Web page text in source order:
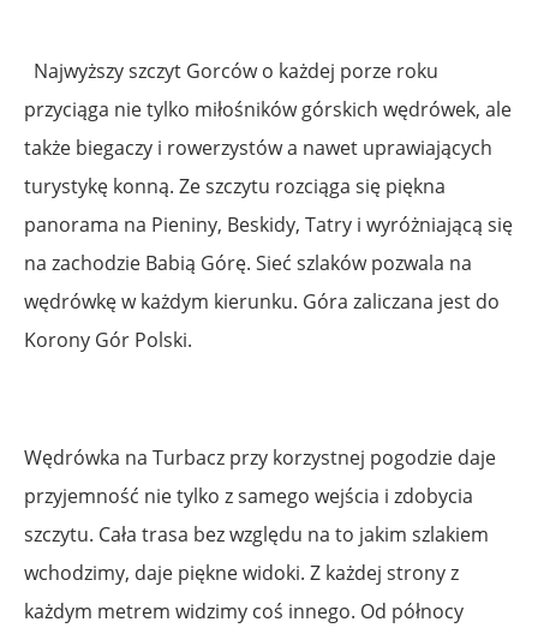
Najwyższy szczyt Gorców o każdej porze roku
przyciąga nie tylko miłośników górskich wędrówek, ale
także biegaczy i rowerzystów a nawet uprawiających
turystykę konną. Ze szczytu rozciąga się piękna
panorama na Pieniny, Beskidy, Tatry i wyróżniającą się
na zachodzie Babią Górę. Sieć szlaków pozwala na
wędrówkę w każdym kierunku. Góra zaliczana jest do
Korony Gór Polski.
Wędrówka na Turbacz przy korzystnej pogodzie daje
przyjemność nie tylko z samego wejścia i zdobycia
szczytu. Cała trasa bez względu na to jakim szlakiem
wchodzimy, daje piękne widoki. Z każdej strony z
każdym metrem widzimy coś innego. Od północy